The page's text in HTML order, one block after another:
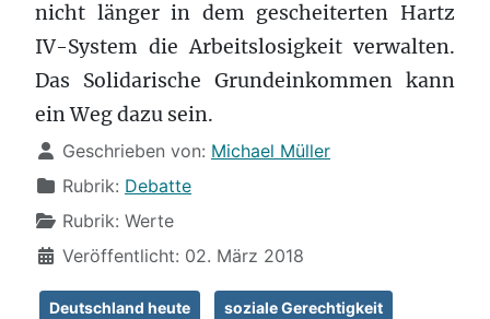
nicht länger in dem gescheiterten Hartz
IV-System die Arbeitslosigkeit verwalten.
Das Solidarische Grundeinkommen kann
ein Weg dazu sein.
DetailsGeschrieben von: Michael Müller
Rubrik: Debatte
Rubrik: Werte
Veröffentlicht: 02. März 2018
Deutschland heute soziale Gerechtigkeit